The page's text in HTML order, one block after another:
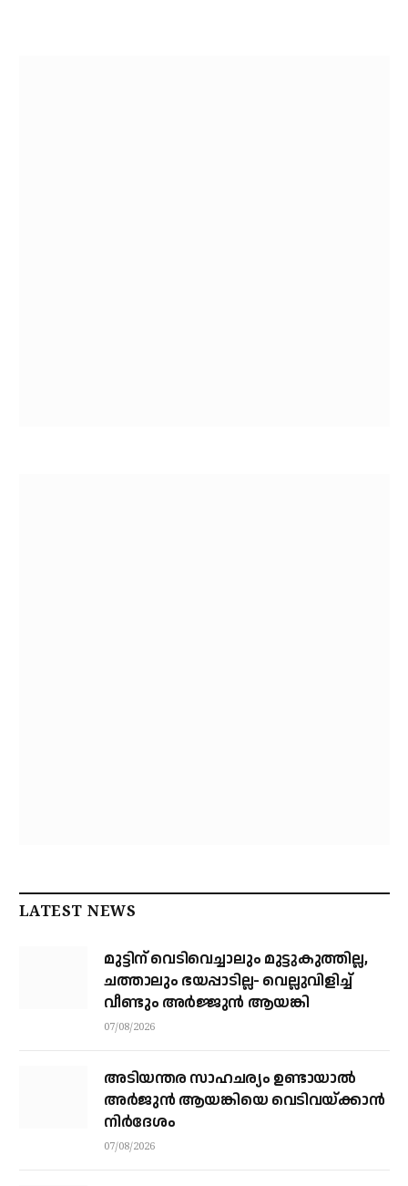
LATEST NEWS
മുട്ടിന് വെടിവെച്ചാലും മുട്ടുകുത്തില്ല,
ചത്താലും ഭയപ്പാടില്ല- വെല്ലുവിളിച്ച്
വീണ്ടും അർജ്ജുൻ ആയങ്കി
07/08/2026
അടിയന്തര സാഹചര്യം ഉണ്ടായാല്‍
അര്‍ജുന്‍ ആയങ്കിയെ വെടിവയ്ക്കാന്‍
നിര്‍ദേശം
07/08/2026